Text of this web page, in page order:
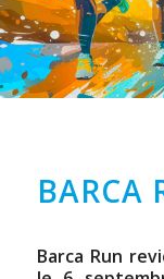
BARCA
Barca Run